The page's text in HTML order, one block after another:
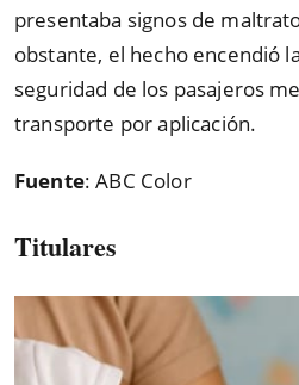
presentaba signos de
obstante, el hecho encendió
seguridad de los pasajeros
transporte por aplicación.
Fuente: ABC Color
Titulares